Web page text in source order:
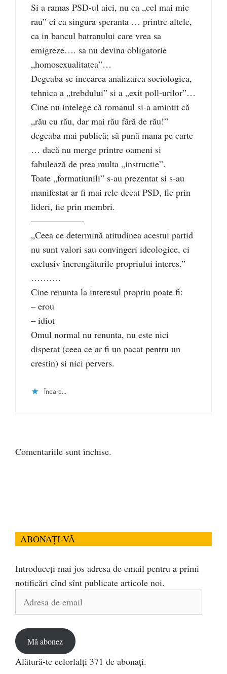
Si a ramas PSD-ul aici, nu ca „cel mai mic
rau” ci ca singura speranta … printre altele,
ca in bancul batranului care vrea sa
emigreze…. sa nu devina obligatorie
„homosexualitatea”…
Degeaba se incearca analizarea sociologica,
tehnica a „trebdului” si a „exit poll-urilor”…
Cine nu intelege că romanul si-a amintit că
„rău cu rău, dar mai rău fără de rău!”
degeaba mai publică; să pună mana pe carte
… dacă nu merge printre oameni si
fabulează de prea multa „instructie”.
Toate „formatiunili” s-au prezentat si s-au
manifestat ar fi mai rele decat PSD, fie prin
lideri, fie prin membri.
–––––––––––-
„Ceea ce determină atitudinea acestui partid
nu sunt valori sau convingeri ideologice, ci
exclusiv încrengăturile propriului interes.”
……….
Cine renunta la interesul propriu poate fi:
– erou
– idiot
Omul normal nu renunta, nu este nici
disperat (ceea ce ar fi un pacat pentru un
crestin) si nici pervers.
Încarc...
Comentariile sunt închise.
ABONAȚI-VĂ
Introduceți mai jos adresa de email pentru a primi
notificări cînd sînt publicate articole noi.
Adresa
Mă abonez
Alătură-te celorlalți 371 de abonați.